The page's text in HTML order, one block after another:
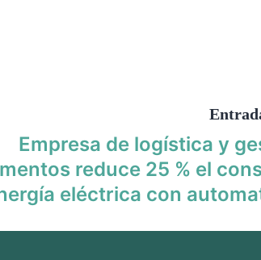
Empresa de logística y
reduce 25 % el
eléctrica con